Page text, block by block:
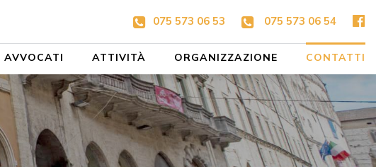
075 573 06 53 075 573 06 54
AVVOCATI ATTIVITÀ ORGANIZZAZIONE CONTATTI